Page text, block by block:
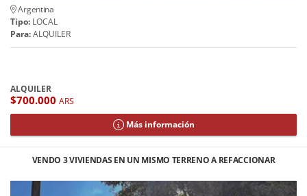
Argentina
Tipo: LOCAL
Para:ALQUILER
ALQUILER
$700.000 ARS
Más información
VENDO 3 VIVIENDAS EN UN MISMO TERRENO A REFACCIONAR